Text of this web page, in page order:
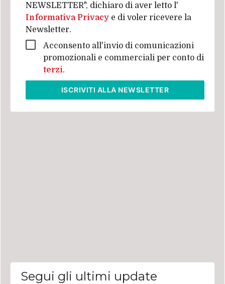
NEWSLETTER", dichiaro di aver letto l'
Informativa Privacy e di voler ricevere la
Newsletter.
Acconsento all'invio di comunicazioni
promozionali e commerciali per conto di
terzi.
ISCRIVITI ALLA NEWSLETTER
Segui gli ultimi update